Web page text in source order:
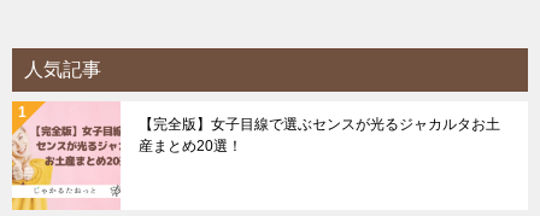
人気記事
【完全版】女子目線で選ぶセンスが光るジャカルタお土
産まとめ20選！